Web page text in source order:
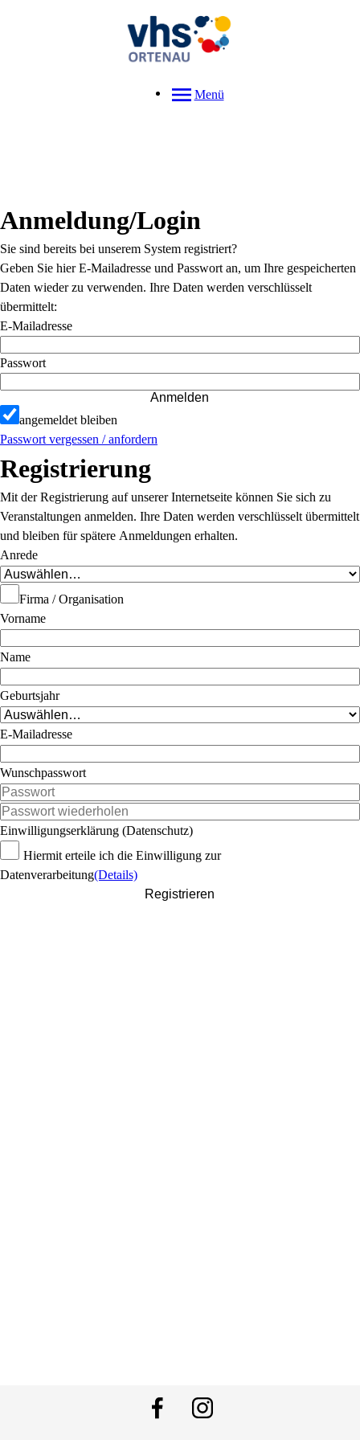
Menü
Anmeldung/Login
Sie sind bereits bei unserem System registriert?
Geben Sie hier E-Mailadresse und Passwort an, um Ihre gespeicherten
Daten wieder zu verwenden. Ihre Daten werden verschlüsselt
übermittelt:
E-Mailadresse
Passwort
Anmelden
angemeldet bleiben
Passwort vergessen / anfordern
Registrierung
Mit der Registrierung auf unserer Internetseite können Sie sich zu
Veranstaltungen anmelden. Ihre Daten werden verschlüsselt übermittelt
und bleiben für spätere Anmeldungen erhalten.
Anrede
Firma / Organisation
Vorname
Name
Geburtsjahr
E-Mailadresse
Wunschpasswort
Einwilligungserklärung (Datenschutz)
Hiermit erteile ich die Einwilligung zur
Datenverarbeitung(Details)
Registrieren